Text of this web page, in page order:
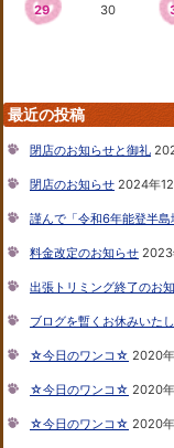
29 30
最近の投稿
閉店のお知らせと御礼
閉店のお知らせ 2024年12
謹んで「令和6年能登半島
料金改定のお知らせ 2023
出張トリミング終了のお
ブログを暫くお休みいた
☆今日のワンコ☆ 2020
☆今日のワンコ☆ 2020
☆今日のワンコ☆ 2020